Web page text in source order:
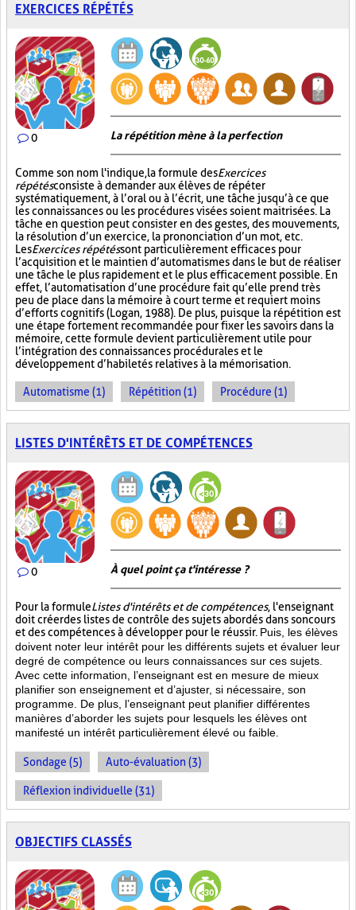
EXERCICES RÉPÉTÉS
0 La répétition mène à la perfection
Comme son nom l'indique, la formule desExercices
répétésconsiste à demander aux élèves de répéter
systématiquement, à l’oral ou à l’écrit, une tâche jusqu’à ce que
les connaissances ou les procédures visées soient maitrisées. La
tâche en question peut consister en des gestes, des mouvements,
la résolution d’un exercice, la prononciation d’un mot, etc.
LesExercices répétéssont particulièrement efficaces pour
l’acquisition et le maintien d’automatismes dans le but de réaliser
une tâche le plus rapidement et le plus efficacement possible. En
effet, l’automatisation d’une procédure fait qu’elle prend très
peu de place dans la mémoire à court terme et requiert moins
d’efforts cognitifs (Logan, 1988). De plus, puisque la répétition est
une étape fortement recommandée pour fixer les savoirs dans la
mémoire, cette formule devient particulièrement utile pour
l’intégration des connaissances procédurales et le
développement d’habiletés relatives à la mémorisation.
Automatisme (1) Répétition (1) Procédure (1)
LISTES D'INTÉRÊTS ET DE COMPÉTENCES
0 À quel point ça t'intéresse ?
Pour la formuleListes d'intérêts et de compétences, l'enseignant
doit créer des listes de contrôle des sujets abordés dans son cours
et des compétences à développer pour le réussir. Puis, les élèves
doivent noter leur intérêt pour les différents sujets et évaluer leur
degré de compétence ou leurs connaissances sur ces sujets.
Avec cette information, l’enseignant est en mesure de mieux
planifier son enseignement et d’ajuster, si nécessaire, son
programme. De plus, l’enseignant peut planifier différentes
manières d’aborder les sujets pour lesquels les élèves ont
manifesté un intérêt particulièrement élevé ou faible.
Sondage (5) Auto-évaluation (3)
Réflexion individuelle (31)
OBJECTIFS CLASSÉS